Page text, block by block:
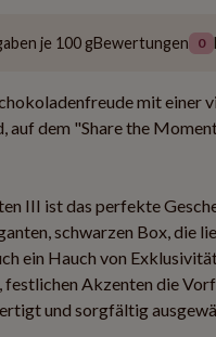
je 100 gBewertungen 0
mit
auf dem "Share the
III ist das perfekte
schwarzen Box,
ein Hauch von
Akzenten die
und sorgfältig